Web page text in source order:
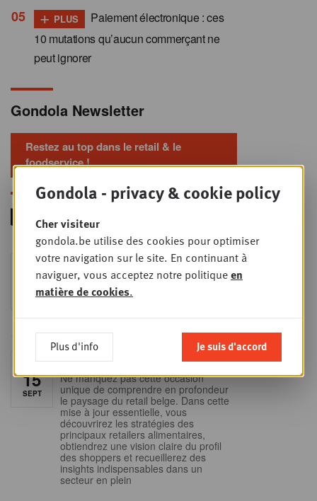
+ PLUS
Paiement électronique : ces
10 mutations qu’aucun commerçant ne
peut ignorer
Gondola Newsletter
Restez au top dans le retail & le
foodservice !
9
SEPT
Foodservice - Joint
business planning
Intro to Negotiation: Succes aan de
MAR
15
SEPT
Into Retail - Sold out
Ne manquez pas cette occasion
unique de comprendre en profondeur
le paysage du retail belge. Dans cette
mise à jour essentielle, vous
découvrirez les stratégies des
principaux retailers alimentaires,
obtiendrez une vision claire du profil
des shoppers et recueillerez des
insights indispensables dans un
secteur en plein
Gondola - privacy & cookie policy
Cher visiteur
gondola.be utilise des cookies pour optimiser
votre navigation sur le site. En continuant à
naviguer, vous acceptez notre politiqueen
matière de cookies.
Plus d'info Je suis d'accord